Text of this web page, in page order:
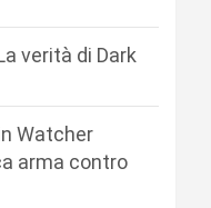
verità di Dark
Watcher
arma contro